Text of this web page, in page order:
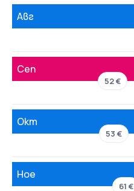
Авг
Сеп
52 €
Окт
53 €
Ное
61 €